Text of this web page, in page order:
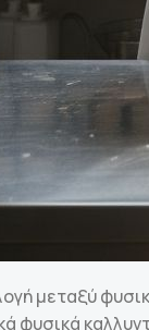
μεταξύ
φυσικά